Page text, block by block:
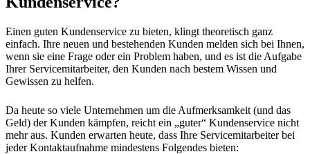
Einen guten Kundenservice zu bieten, klingt theoretisch ganz
einfach. Ihre neuen und bestehenden Kunden melden sich bei Ihnen,
wenn sie eine Frage oder ein Problem haben, und es ist die Aufgabe
Ihrer Servicemitarbeiter, den Kunden nach bestem Wissen und
Gewissen zu helfen.
Da heute so viele Unternehmen um die Aufmerksamkeit (und das
Geld) der Kunden kämpfen, reicht ein „guter“ Kundenservice nicht
mehr aus. Kunden erwarten heute, dass Ihre Servicemitarbeiter bei
jeder Kontaktaufnahme mindestens Folgendes bieten: